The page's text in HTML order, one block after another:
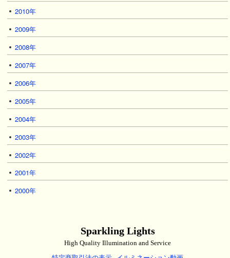
2010年
2009年
2008年
2007年
2006年
2005年
2004年
2003年
2002年
2001年
2000年
Sparkling Lights
High Quality Illumination and Service